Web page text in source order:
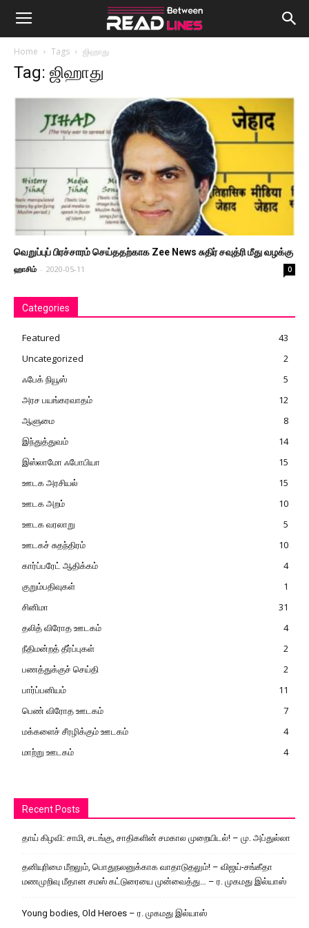
Home Tags ஜிஹாது
Tag: ஜிஹாது
வெறுப்புப் பிரச்சாரம் செய்ததற்காக Zee News சுதிர் சவுத்ரி மீது வழக்கு
ஹாசிம் - 2020-05-11 0
Categories
Featured
43
Uncategorized
2
ஃபேக் நியூஸ்
5
அரச பயங்கரவாதம்
12
ஆளுமை
8
இந்துத்துவம்
14
இஸ்லாமோ ஃபோபியா
15
ஊடக அரசியல்
15
ஊடக அறம்
10
ஊடக வரலாறு
5
ஊடகச் சுதந்திரம்
10
கார்ப்பரேட் ஆதிக்கம்
4
குறும்பதிவுகள்
1
சினிமா
31
தலித் விரோத ஊடகம்
4
நீதிமன்றத் தீர்ப்புகள்
2
பணத்துக்குச் செய்தி
2
பார்ப்பனியம்
11
பெண் விரோத ஊடகம்
7
மக்களைச் சீரழிக்கும் ஊடகம்
4
மாற்று ஊடகம்
4
Recent Posts
தாய் கிழவி: சாமி, சடங்கு, சாதிகளின் சமகால முறையிடல்! – மு. அப்துல்லா
தனியுரிமை மீறலும், பொதுநலனுக்காக வாதாடுதலும்! – விஜய்-சங்கீதா
மணமுறிவு மீதான சமஸ் கட்டுரையை முன்வைத்து… – ர. முகமது இல்யாஸ்
Young bodies, Old Heroes – ர. முகமது இல்யாஸ்